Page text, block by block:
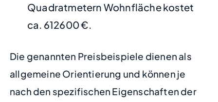
Quadratmetern Wohnfläche kostet
ca. 612600 €.
Die genannten Preisbeispiele dienen als
allgemeine Orientierung und können je
nach den spezifischen Eigenschaften der